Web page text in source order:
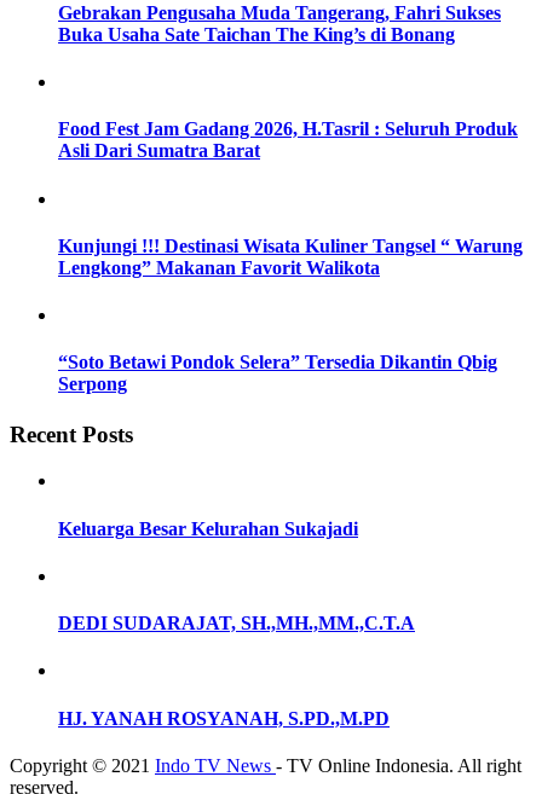
Gebrakan Pengusaha Muda Tangerang, Fahri Sukses
Buka Usaha Sate Taichan The King’s di Bonang
Food Fest Jam Gadang 2026, H.Tasril : Seluruh Produk
Asli Dari Sumatra Barat
Kunjungi !!! Destinasi Wisata Kuliner Tangsel “ Warung
Lengkong” Makanan Favorit Walikota
“Soto Betawi Pondok Selera” Tersedia Dikantin Qbig
Serpong
Recent Posts
Keluarga Besar Kelurahan Sukajadi
DEDI SUDARAJAT, SH.,MH.,MM.,C.T.A
HJ. YANAH ROSYANAH, S.PD.,M.PD
Copyright © 2021 Indo TV News - TV Online Indonesia. All right
reserved.